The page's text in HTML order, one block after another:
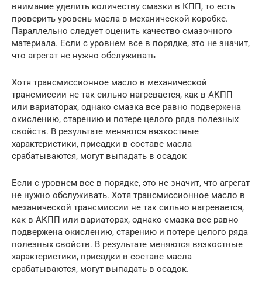
внимание уделить количеству смазки в КПП, то есть
проверить уровень масла в механической коробке.
Параллельно следует оценить качество смазочного
материала. Если с уровнем все в порядке, это не значит,
что агрегат не нужно обслуживать
Хотя трансмиссионное масло в механической
трансмиссии не так сильно нагревается, как в АКПП
или вариаторах, однако смазка все равно подвержена
окислению, старению и потере целого ряда полезных
свойств. В результате меняются вязкостные
характеристики, присадки в составе масла
срабатываются, могут выпадать в осадок
Если с уровнем все в порядке, это не значит, что агрегат
не нужно обслуживать. Хотя трансмиссионное масло в
механической трансмиссии не так сильно нагревается,
как в АКПП или вариаторах, однако смазка все равно
подвержена окислению, старению и потере целого ряда
полезных свойств. В результате меняются вязкостные
характеристики, присадки в составе масла
срабатываются, могут выпадать в осадок.